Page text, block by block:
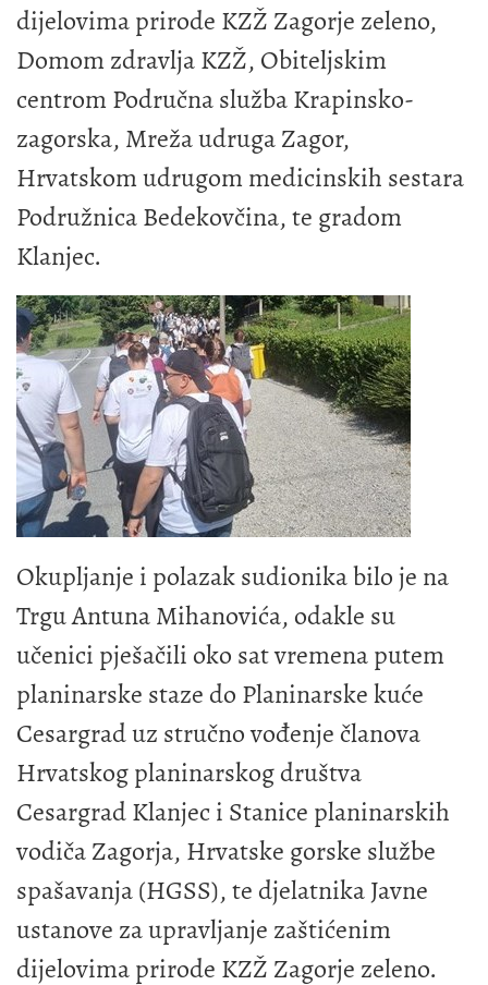
dijelovima prirode KZŽ Zagorje zeleno,
Domom zdravlja KZŽ, Obiteljskim
centrom Područna služba Krapinsko-
zagorska, Mreža udruga Zagor,
Hrvatskom udrugom medicinskih sestara
Podružnica Bedekovčina, te gradom
Klanjec.
Okupljanje i polazak sudionika bilo je na
Trgu Antuna Mihanovića, odakle su
učenici pješačili oko sat vremena putem
planinarske staze do Planinarske kuće
Cesargrad uz stručno vođenje članova
Hrvatskog planinarskog društva
Cesargrad Klanjec i Stanice planinarskih
vodiča Zagorja, Hrvatske gorske službe
spašavanja (HGSS), te djelatnika Javne
ustanove za upravljanje zaštićenim
dijelovima prirode KZŽ Zagorje zeleno.